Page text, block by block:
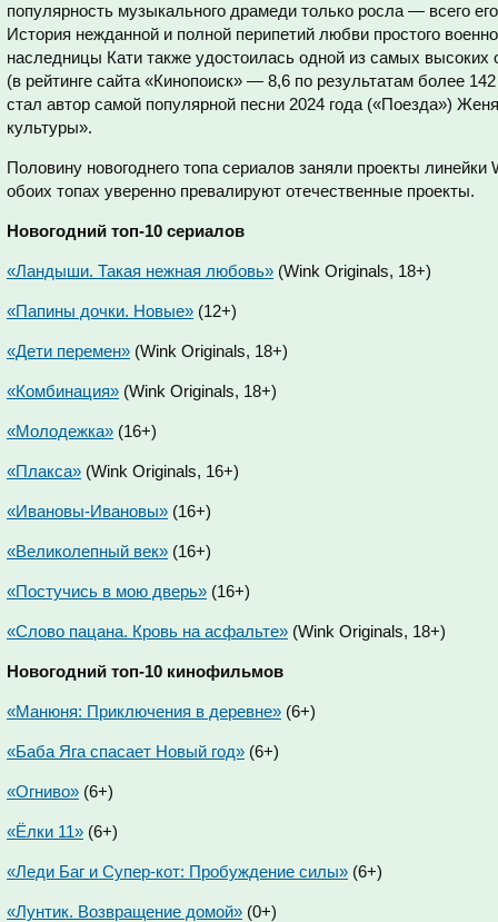
популярность музыкального драмеди только росла — всего
История нежданной и полной перипетий любви простого
наследницы Кати также удостоилась одной из самых
(в рейтинге сайта «Кинопоиск» — 8,6 по результатам более
стал автор самой популярной песни 2024 года («Поезда»)
культуры».
Половину новогоднего топа сериалов заняли проекты
обоих топах уверенно превалируют отечественные проекты.
Новогодний топ-10 сериалов
«Ландыши. Такая нежная любовь» (Wink Originals, 18+)
«Папины дочки. Новые» (12+)
«Дети перемен» (Wink Originals, 18+)
«Комбинация» (Wink Originals, 18+)
«Молодежка» (16+)
«Плакса» (Wink Originals, 16+)
«Ивановы-Ивановы» (16+)
«Великолепный век» (16+)
«Постучись в мою дверь» (16+)
«Слово пацана. Кровь на асфальте» (Wink Originals, 18+)
Новогодний топ-10 кинофильмов
«Манюня: Приключения в деревне» (6+)
«Баба Яга спасает Новый год» (6+)
«Огниво» (6+)
«Ёлки 11» (6+)
«Леди Баг и Супер-кот: Пробуждение силы» (6+)
«Лунтик. Возвращение домой» (0+)